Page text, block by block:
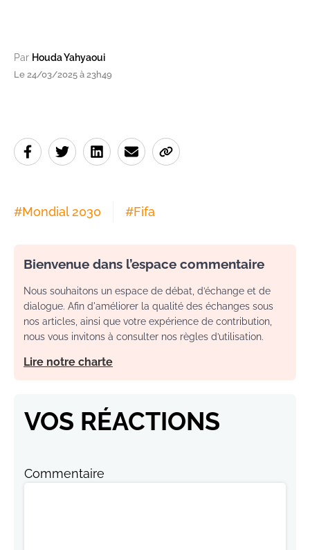
Par Houda Yahyaoui
Le 24/03/2025 à 23h49
#Mondial 2030 #Fifa
Bienvenue dans l’espace commentaire
Nous souhaitons un espace de débat, d’échange et de
dialogue. Afin d'améliorer la qualité des échanges sous
nos articles, ainsi que votre expérience de contribution,
nous vous invitons à consulter nos règles d’utilisation.
Lire notre charte
VOS RÉACTIONS
Commentaire